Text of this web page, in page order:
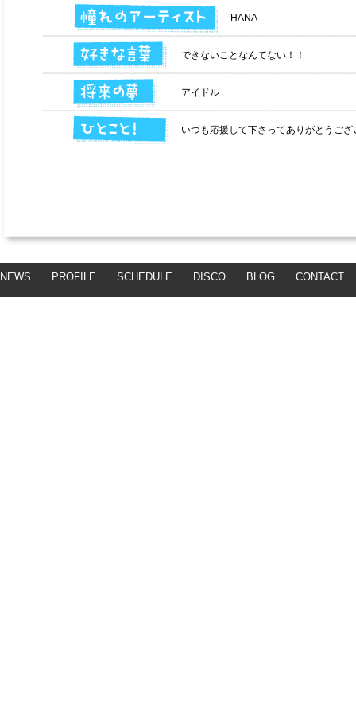
HANA
できないことなんてない！！
アイドル
いつも応援して下さってありがとうご
NEWS PROFILE SCHEDULE DISCO BLOG CONTACT